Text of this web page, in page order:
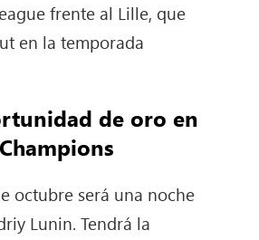
frente al Lille, que
en la temporada
de oro en
Champions
octubre será una noche
Lunin. Tendrá la